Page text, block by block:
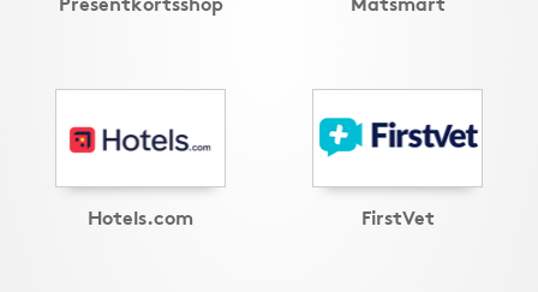
Hotels.com FirstVet